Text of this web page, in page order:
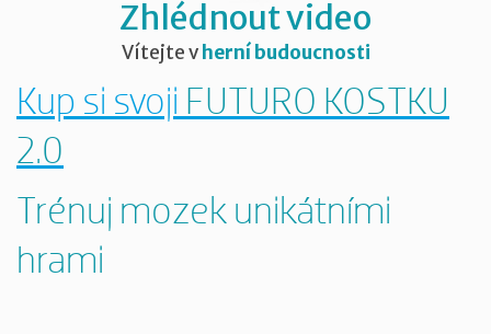
Zhlédnout video
Vítejte v herní budoucnosti
Kup si svoji FUTURO KOSTKU
2.0
Trénuj mozek unikátními
hrami